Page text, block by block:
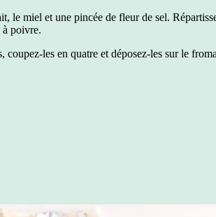
le miel et une pincée de fleur de sel.
poivre.
coupez-les en quatre et déposez-les sur le